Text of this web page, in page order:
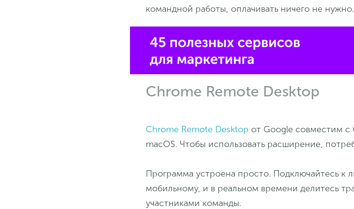
командной работы, оплачивать ничего не нужно.
Chrome Remote Desktop
Chrome Remote Desktop от Google совместим
macOS. Чтобы использовать расширение,
Программа устроена просто. Подключайтесь к
мобильному, и в реальном времени делитесь
участниками команды.